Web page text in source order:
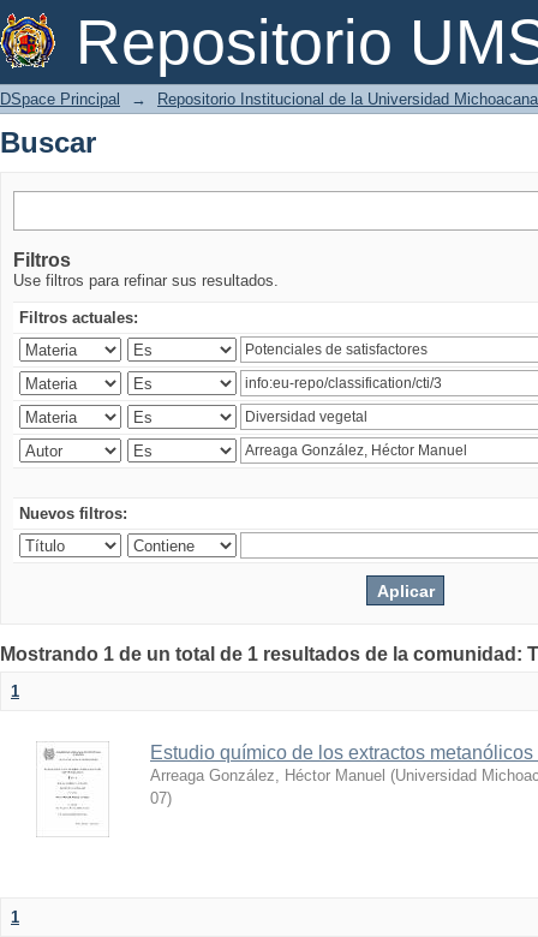
Repositorio
Buscar
DSpace Principal → Repositorio Institucional de la Universidad
Buscar
Filtros
Use filtros para refinar sus resultados.
Filtros actuales:
Nuevos filtros:
Mostrando 1 de un total de 1 resultados de la comunidad:
1
Estudio químico de los extractos
Arreaga González, Héctor Manuel (Universidad
07)
1